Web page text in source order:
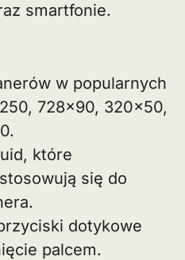
smartfonie.
w popularnych
728×90, 320×50,
które
się do
dotykowe
palcem.